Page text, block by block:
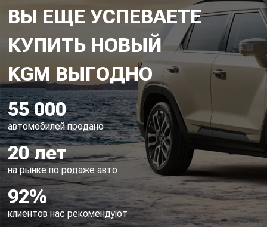
ВЫ ЕЩЕ УСПЕВАЕТЕ
КУПИТЬ НОВЫЙ
KGM ВЫГОДНО
55 000
автомобилей продано
20 лет
на рынке по родаже авто
92%
клиентов нас рекомендуют